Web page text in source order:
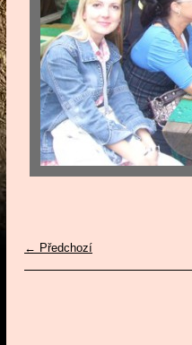
← Předchozí